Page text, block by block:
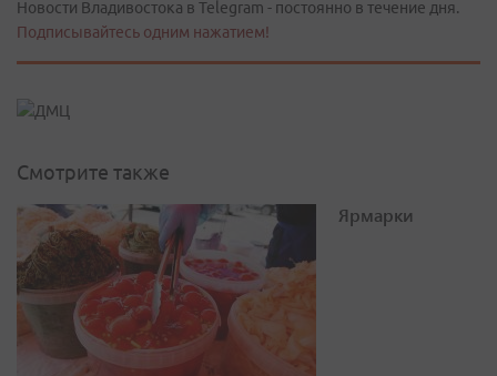
Новости Владивостока в Telegram - постоянно в течение дня.
Подписывайтесь одним нажатием!
Смотрите также
Ярмарки